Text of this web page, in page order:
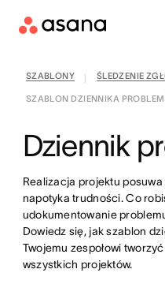
SZABLONY ŚLEDZENIE
SZABLON DZIENNIKA
Dziennik
Realizacja projektu
napotyka trudności. Co
udokumentowanie
Dowiedz się, jak szablon
Twojemu zespołowi
wszystkich projektów.